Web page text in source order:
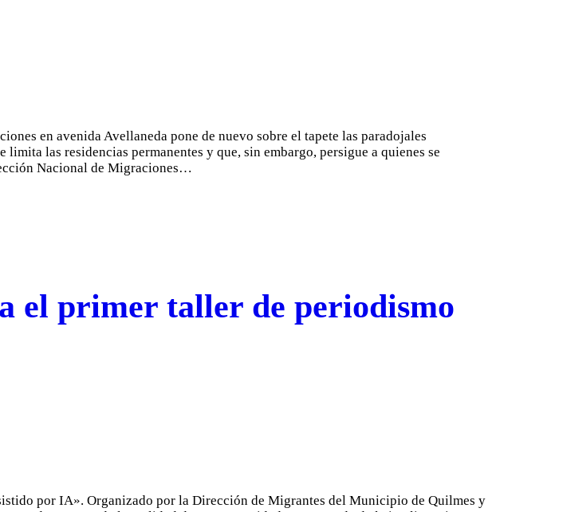
en avenida Avellaneda pone de nuevo sobre el tapete las paradojales
las residencias permanentes y que, sin embargo, persigue a quienes se
Nacional de Migraciones…
el primer taller de periodismo
por IA». Organizado por la Dirección de Migrantes del Municipio de Quilmes y